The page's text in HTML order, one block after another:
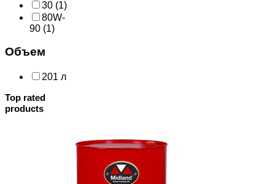
30 (1)
80W-
90 (1)
Объем
201 л
Top rated
products